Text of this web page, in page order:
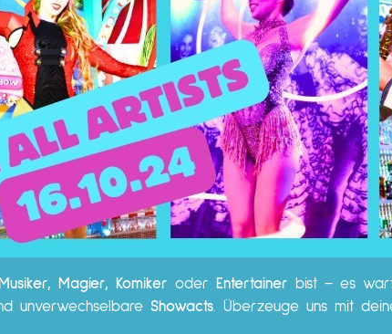
Magier, Komiker oder Entertainer bist – es
unverwechselbare Showacts. Überzeuge uns mit